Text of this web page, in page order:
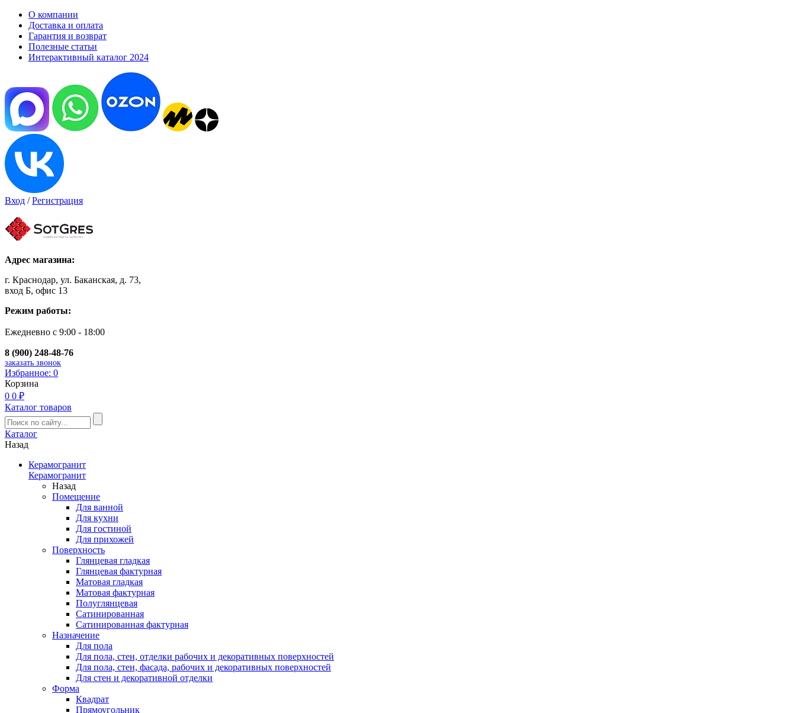
О компании
Доставка и оплата
Гарантия и возврат
Полезные статьи
Интерактивный каталог 2024
Вход /Регистрация
Адрес магазина:
г. Краснодар, ул. Баканская, д. 73,
вход Б, офис 13
Режим работы:
Ежедневно с 9:00 - 18:00
8 (900) 248-48-76
заказать звонок
Избранное: 0
Корзина
0 0 ₽
Каталог товаров
Каталог
Назад
Керамогранит
Керамогранит
Назад
Помещение
Для ванной
Для кухни
Для гостиной
Для прихожей
Поверхность
Глянцевая гладкая
Глянцевая фактурная
Матовая гладкая
Матовая фактурная
Полуглянцевая
Сатинированная
Сатинированная фактурная
Назначение
Для пола
Для пола, стен, отделки рабочих и декоративных поверхностей
Для пола, стен, фасада, рабочих и декоративных поверхностей
Для стен и декоративной отделки
Форма
Квадрат
Прямоугольник